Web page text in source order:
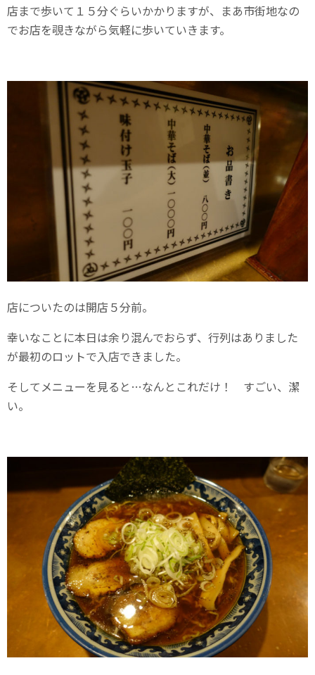
店まで歩いて１５分ぐらいかかりますが、まあ市街地なの
でお店を覗きながら気軽に歩いていきます。
店についたのは開店５分前。
幸いなことに本日は余り混んでおらず、行列はありました
が最初のロットで入店できました。
そしてメニューを見ると…なんとこれだけ！ すごい、潔
い。